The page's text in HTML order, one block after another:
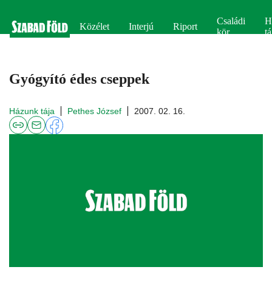
Közélet Interjú Riport
Családi
kör
Gyógyító édes cseppek
Házunk tája Pethes József 2007. 02. 16.